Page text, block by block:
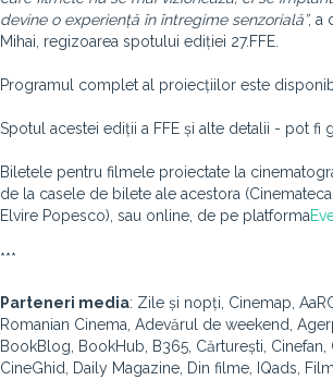
devine o experiență în întregime senzorială”, a
Mihai, regizoarea spotului ediției 27.FFE.
Programul complet al proiecțiilor este
Spotul acestei ediții a FFE și alte detalii - pot fi
Biletele pentru filmele proiectate la
de la casele de bilete ale acestora
Elvire Popesco), sau online, de pe platforma
***
Parteneri media: Zile și nopți, Cinemap,
Romanian Cinema, Adevărul de weekend,
BookBlog, BookHub, B365, Cărturești, Cinefan,
CineGhid, Daily Magazine, Din filme, IQads,